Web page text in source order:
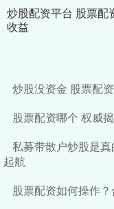
炒股配资平台 股票配
收益
炒股没资金 股票配
股票配资哪个 权威
私募带散户炒股是
起航
股票配资如何操作